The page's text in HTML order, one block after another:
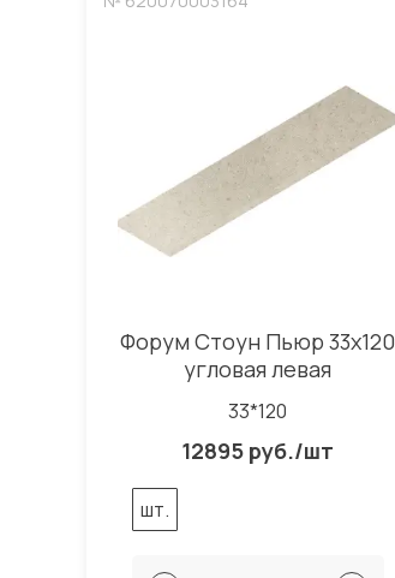
Форум Стоун Пьюр 33x120
угловая левая
33*120
12895 руб./шт
шт.